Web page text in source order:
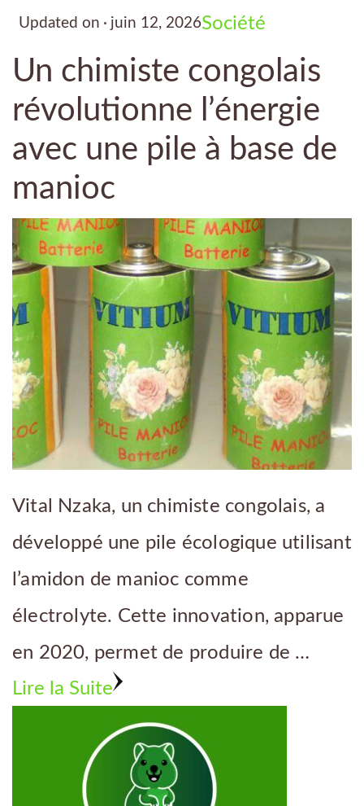
Updated on juin 12, 2026Société
Un chimiste congolais
révolutionne l’énergie
avec une pile à base de
manioc
Vital Nzaka, un chimiste congolais, a
développé une pile écologique utilisant
l’amidon de manioc comme
électrolyte. Cette innovation, apparue
en 2020, permet de produire de …
Lire la Suite